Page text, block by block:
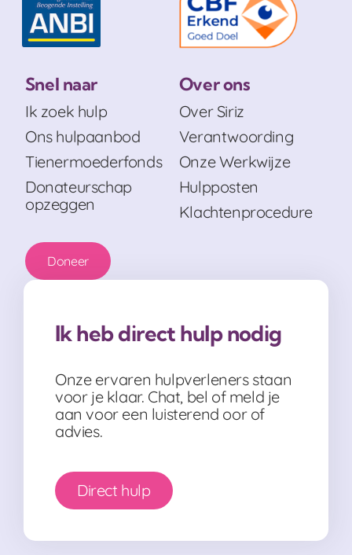
Snel naar
Ik zoek hulp
Ons hulpaanbod
Tienermoederfonds
Donateurschap
opzeggen
Doneer
Over ons
Over Siriz
Verantwoording
Onze Werkwijze
Hulpposten
Klachtenprocedure
Ik heb direct hulp nodig
Onze ervaren hulpverleners staan
voor je klaar. Chat, bel of meld je
aan voor een luisterend oor of
advies.
Direct hulp